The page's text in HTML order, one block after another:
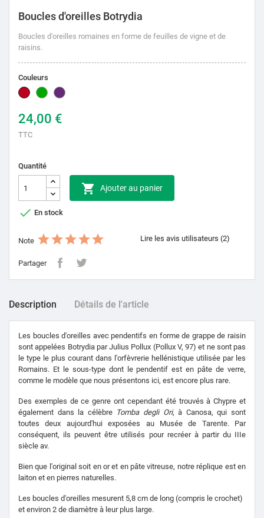
Boucles d'oreilles Botrydia
Boucles d'oreilles romaines en forme de feuilles de vigne et de
raisins.
Couleurs
Bordeaux
Vert Lila
24,00 €
TTC
Quantité
 Ajouter au panier
 En stock
Note Lire les avis utilisateurs (2)
Partager
Description Détails de l'article
Les boucles d'oreilles avec pendentifs en forme de grappe de raisin
sont appelées Botrydia par Julius Pollux (Pollux V, 97) et ne sont pas
le type le plus courant dans l'orfèvrerie hellénistique utilisée par les
Romains. Et le sous-type dont le pendentif est en pâte de verre,
comme le modèle que nous présentons ici, est encore plus rare.
Des exemples de ce genre ont cependant été trouvés à Chypre et
également dans la célèbre Tomba degli Ori, à Canosa, qui sont
toutes deux aujourd'hui exposées au Musée de Tarente. Par
conséquent, ils peuvent être utilisés pour recréer à partir du IIIe
siècle av.
Bien que l'original soit en or et en pâte vitreuse, notre réplique est en
laiton et en pierres naturelles.
Les boucles d'oreilles mesurent 5,8 cm de long (compris le crochet)
et environ 2 de diamètre à leur plus large.